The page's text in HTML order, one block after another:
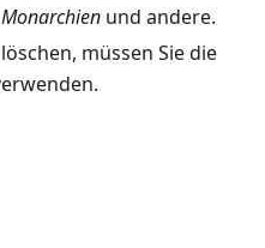
Monarchien und andere.
müssen Sie die